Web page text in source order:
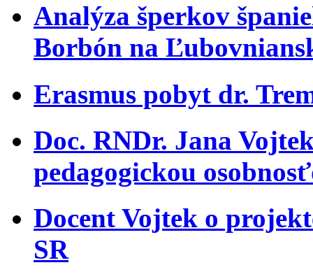
Analýza šperkov
Borbón na
Erasmus pobyt dr.
Doc. RNDr. Jana
pedagogickou
Docent Vojtek o
SR